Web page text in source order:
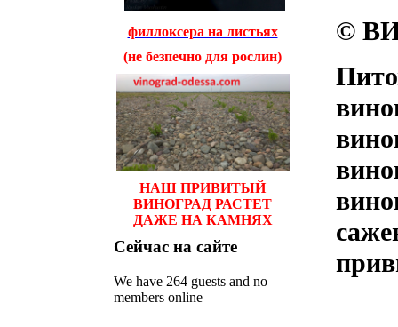
филлоксера на листьях
(не безпечно для рослин)
НАШ ПРИВИТЫЙ
ВИНОГРАД РАСТЕТ
ДАЖЕ НА КАМНЯХ
Сейчас на сайте
We have 264 guests and no
members online
©